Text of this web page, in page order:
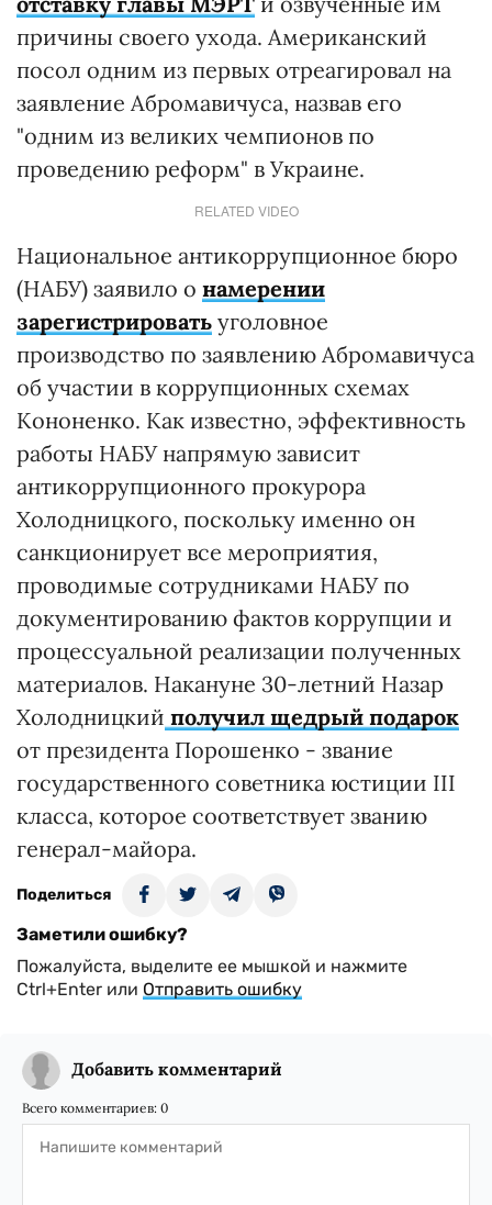
причины своего ухода. Американский
посол одним из первых отреагировал на
заявление Абромавичуса, назвав его
"одним из великих чемпионов по
проведению реформ" в Украине.
RELATED VIDEO
Национальное антикоррупционное бюро
(НАБУ) заявило о намерении
зарегистрировать уголовное
производство по заявлению Абромавичуса
об участии в коррупционных схемах
Кононенко. Как известно, эффективность
работы НАБУ напрямую зависит
антикоррупционного прокурора
Холодницкого, поскольку именно он
санкционирует все мероприятия,
проводимые сотрудниками НАБУ по
документированию фактов коррупции и
процессуальной реализации полученных
материалов. Накануне 30-летний Назар
Холодницкий получил щедрый подарок
от президента Порошенко - звание
государственного советника юстиции III
класса, которое соответствует званию
генерал-майора.
Поделиться
Заметили ошибку?
Пожалуйста, выделите ее мышкой и нажмите
Ctrl+Enter или Отправить ошибку
Добавить комментарий
Всего комментариев: 0